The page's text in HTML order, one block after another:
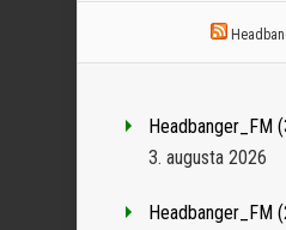
Headbanger_FM
3. augusta 2026
Headbanger_FM